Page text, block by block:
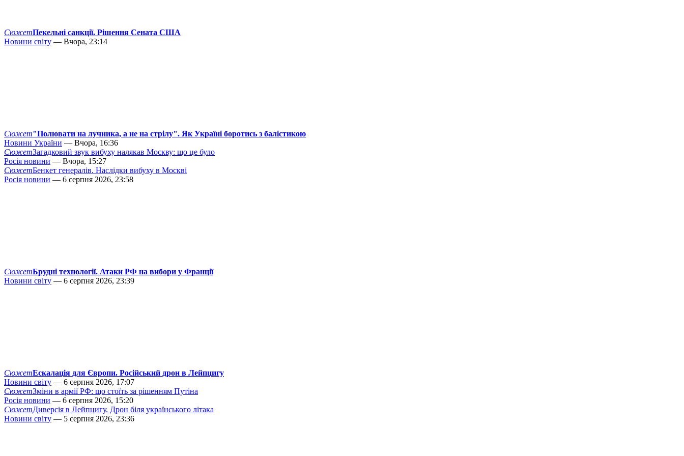
СюжетПекельні санкції. Рішення Сената США
Новини світу — Вчора, 23:14
Сюжет"Полювати на лучника, а не на стрілу". Як Україні боротись з балістикою
Новини України — Вчора, 16:36
СюжетЗагадковий звук вибуху налякав Москву: що це було
Росія новини — Вчора, 15:27
СюжетБенкет генералів. Наслідки вибуху в Москві
Росія новини — 6 серпня 2026, 23:58
СюжетБрудні технології. Атаки РФ на вибори у Франції
Новини світу — 6 серпня 2026, 23:39
СюжетЕскалація для Європи. Російський дрон в Лейпцигу
Новини світу — 6 серпня 2026, 17:07
СюжетЗміни в армії РФ: що стоїть за рішенням Путіна
Росія новини — 6 серпня 2026, 15:20
СюжетДиверсія в Лейпцигу. Дрон біля українського літака
Новини світу — 5 серпня 2026, 23:36